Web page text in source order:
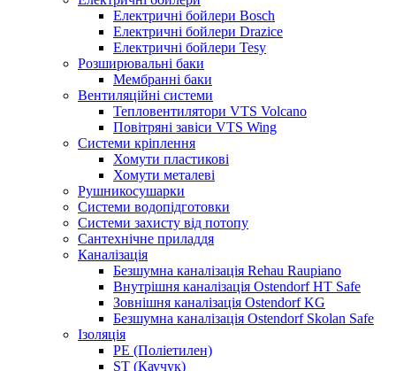
Електричні бойлери Bosch
Електричні бойлери Drazice
Електричні бойлери Tesy
Розширювальні баки
Мембранні баки
Вентиляційні системи
Тепловентилятори VTS Volcano
Повітряні завіси VTS Wing
Системи кріплення
Хомути пластикові
Хомути металеві
Рушникосушарки
Системи водопідготовки
Системи захисту від потопу
Сантехнічне приладдя
Каналізація
Безшумна каналізація Rehau Raupiano
Внутрішня каналізація Ostendorf HT Safe
Зовнішня каналізація Ostendorf KG
Безшумна каналізація Ostendorf Skolan Safe
Ізоляція
PE (Поліетилен)
ST (Каучук)